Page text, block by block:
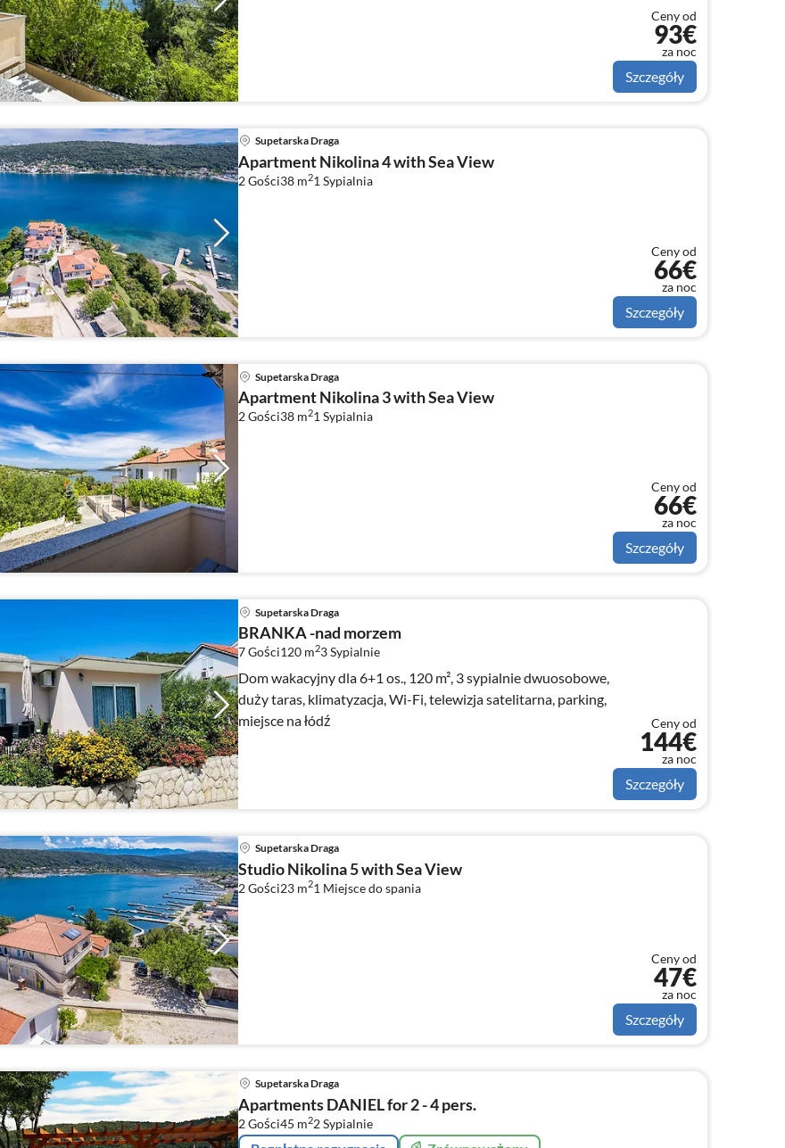
Ceny od
93€
za noc
Szczegóły
Supetarska Draga
Apartment Nikolina 4 with Sea View
2 Gości38 m21 Sypialnia
Ceny od
66€
za noc
Szczegóły
Supetarska Draga
Apartment Nikolina 3 with Sea View
2 Gości38 m21 Sypialnia
Ceny od
66€
za noc
Szczegóły
Supetarska Draga
BRANKA -nad morzem
7 Gości120 m23Sypialnie
Dom wakacyjny dla 6+1 os., 120 m², 3 sypialnie dwuosobowe,
duży taras, klimatyzacja, Wi-Fi, telewizja satelitarna, parking,
miejsce na łódź
Ceny od
144€
za noc
Szczegóły
Supetarska Draga
Studio Nikolina 5 with Sea View
2 Gości23 m21 Miejsce do spania
Ceny od
47€
za noc
Szczegóły
Supetarska Draga
Apartments DANIEL for 2 - 4 pers.
2 Gości45 m22Sypialnie